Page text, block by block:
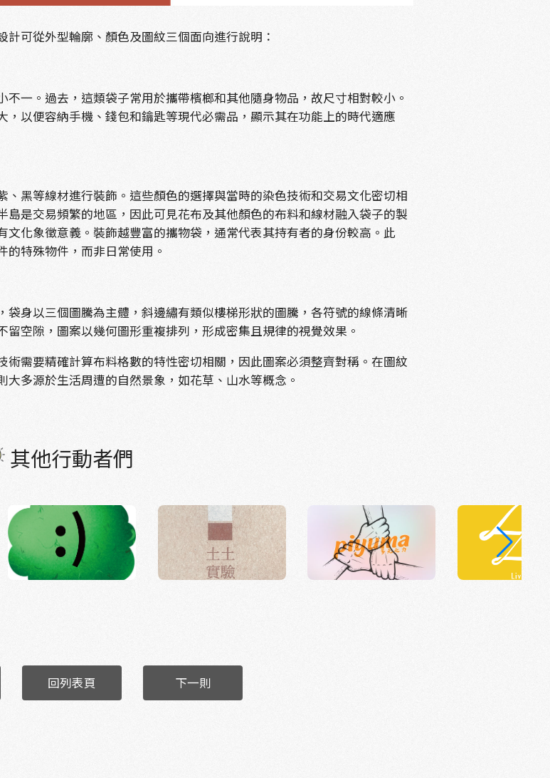
可從外型輪廓、顏色及圖紋三個面向進行說明：
一。過去，這類袋子常用於攜帶檳榔和其他隨身物品，故尺寸相對較小。
以便容納手機、錢包和鑰匙等現代必需品，顯示其在功能上的時代適應
黑等線材進行裝飾。這些顏色的選擇與當時的染色技術和交易文化密切相
是交易頻繁的地區，因此可見花布及其他顏色的布料和線材融入袋子的製
化象徵意義。裝飾越豐富的攜物袋，通常代表其持有者的身份較高。此
特殊物件，而非日常使用。
身以三個圖騰為主體，斜邊繡有類似樓梯形狀的圖騰，各符號的線條清晰
空隙，圖案以幾何圖形重複排列，形成密集且規律的視覺效果。
需要精確計算布料格數的特性密切相關，因此圖案必須整齊對稱。在圖紋
多源於生活周遭的自然景象，如花草、山水等概念。
其他行動者們
回列表頁 下一則